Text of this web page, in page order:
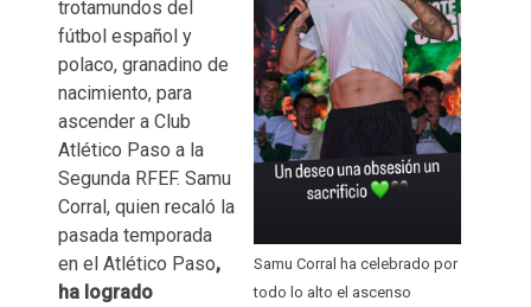
Samu Corral ha celebrado por
todo lo alto el ascenso
trotamundos del
fútbol español y
polaco, granadino de
nacimiento, para
ascender a Club
Atlético Paso a la
Segunda RFEF. Samu
Corral, quien recaló la
pasada temporada
en el Atlético Paso,
ha logrado